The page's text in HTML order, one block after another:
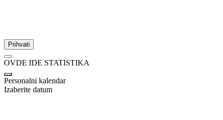
Prihvati
OVDE IDE STATISTIKA
Personalni kalendar
Izaberite datum